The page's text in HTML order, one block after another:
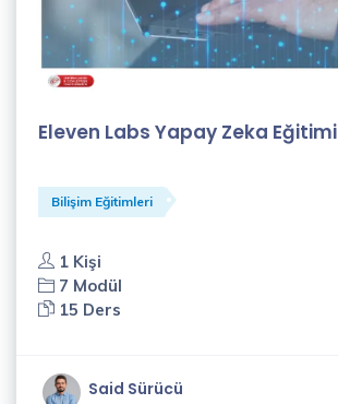
Eleven Labs Yapay Zeka Eğitimi
Bilişim Eğitimleri
1 Kişi
7 Modül
15 Ders
Said Sürücü